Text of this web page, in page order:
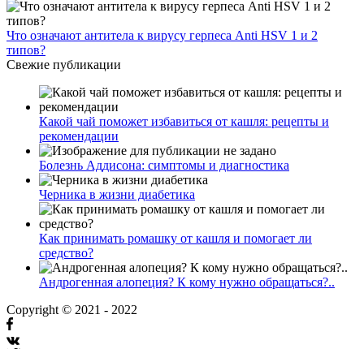
Что означают антитела к вирусу герпеса Anti HSV 1 и 2
типов?
Свежие публикации
Какой чай поможет избавиться от кашля: рецепты и
рекомендации
Болезнь Аддисона: симптомы и диагностика
Черника в жизни диабетика
Как принимать ромашку от кашля и помогает ли
средство?
Андрогенная алопеция? К кому нужно обращаться?..
Copyright © 2021 - 2022